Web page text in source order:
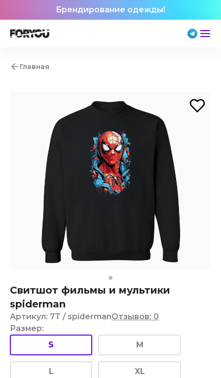
Брендирование одежды!
Главная
Свитшот фильмы и мультики
spiderman
Артикул: 7T / spidermanОтзывов: 0
Размер:
S
M
L XL